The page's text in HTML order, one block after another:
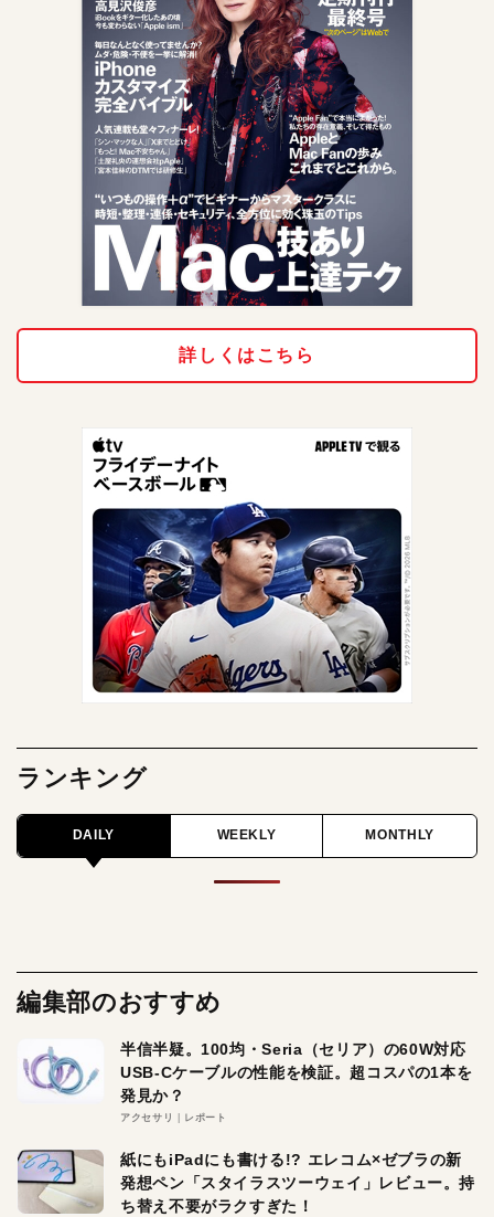
詳しくはこちら
ランキング
DAILY WEEKLY MONTHLY
編集部のおすすめ
半信半疑。100均・Seria（セリア）の60W対応
USB-Cケーブルの性能を検証。超コスパの1本を
発見か？
アクセサリ レポート
紙にもiPadにも書ける!? エレコム×ゼブラの新
発想ペン「スタイラスツーウェイ」レビュー。持
ち替え不要がラクすぎた！